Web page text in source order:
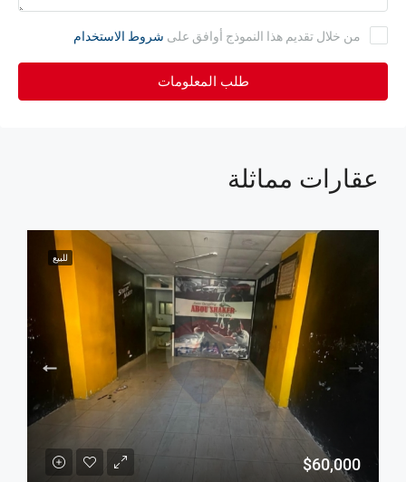
من خلال تقديم هذا النموذج أوافق على شروط الاستخدام
طلب المعلومات
عقارات مماثلة
للبيع
$60,000